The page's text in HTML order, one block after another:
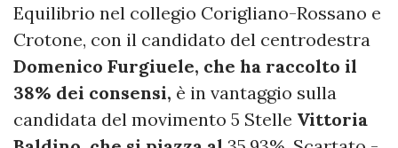
Equilibrio nel collegio Corigliano-Rossano e
Crotone, con il candidato del centrodestra
Domenico Furgiuele, che ha raccolto il
38% dei consensi, è in vantaggio sulla
candidata del movimento 5 Stelle Vittoria